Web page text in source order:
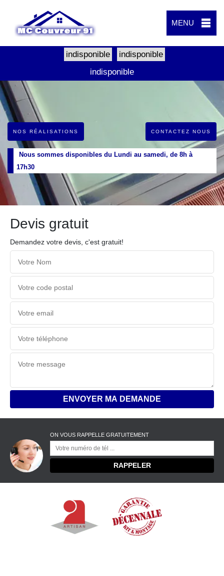
MENU
indisponible
indisponible
indisponible
NOS RÉALISATIONS CONTACTEZ NOUS
Nous sommes disponibles du Lundi au samedi, de 8h à
17h30
Devis gratuit
Demandez votre devis, c'est gratuit!
ON VOUS RAPPELLE GRATUITEMENT